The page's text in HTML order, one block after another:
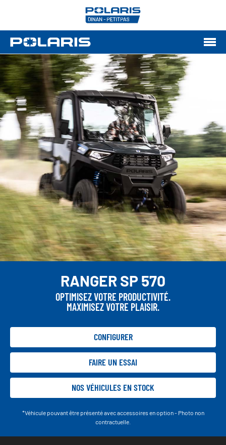
RANGER SP 570
OPTIMISEZ VOTRE PRODUCTIVITÉ.
MAXIMISEZ VOTRE PLAISIR.
CONFIGURER
FAIRE UN ESSAI
NOS VÉHICULES EN STOCK
*Véhicule pouvant être présenté avec accessoires en option - Photo non
contractuelle.